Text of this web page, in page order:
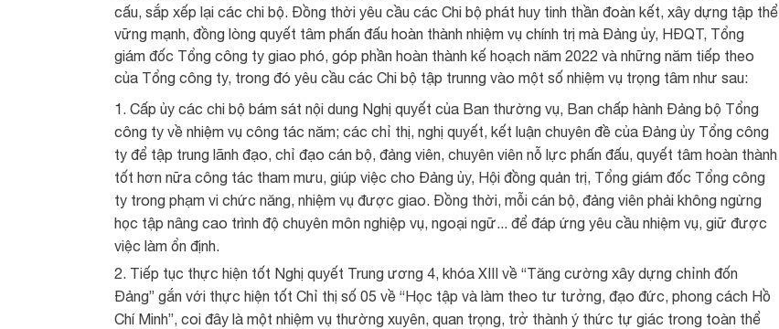
cấu, sắp xếp lại các chi bộ. Đồng thời yêu cầu các Chi bộ phát huy tinh thần đoàn kết, xây dựng tập thể
vững mạnh, đồng lòng quyết tâm phấn đấu hoàn thành nhiệm vụ chính trị mà Đảng ủy, HĐQT, Tổng
giám đốc Tổng công ty giao phó, góp phần hoàn thành kế hoạch năm 2022 và những năm tiếp theo
của Tổng công ty, trong đó yêu cầu các Chi bộ tập trunng vào một số nhiệm vụ trọng tâm như sau:
Cấp ủy các chi bộ bám sát nội dung Nghị quyết của Ban thường vụ, Ban chấp hành Đảng bộ Tổng
công ty về nhiệm vụ công tác năm; các chỉ thị, nghị quyết, kết luận chuyên đề của Đảng ủy Tổng công
ty để tập trung lãnh đạo, chỉ đạo cán bộ, đảng viên, chuyên viên nỗ lực phấn đấu, quyết tâm hoàn thành
tốt hơn nữa công tác tham mưu, giúp việc cho Đảng ủy, Hội đồng quản trị, Tổng giám đốc Tổng công
ty trong phạm vi chức năng, nhiệm vụ được giao. Đồng thời, mỗi cán bộ, đảng viên phải không ngừng
học tập nâng cao trình độ chuyên môn nghiệp vụ, ngoại ngữ... để đáp ứng yêu cầu nhiệm vụ, giữ được
việc làm ổn định.
Tiếp tục thực hiện tốt Nghị quyết Trung ương 4, khóa XIII về “Tăng cường xây dựng chỉnh đốn
Đảng” gắn với thực hiện tốt Chỉ thị số 05 về “Học tập và làm theo tư tưởng, đạo đức, phong cách Hồ
Chí Minh”, coi đây là một nhiệm vụ thường xuyên, quan trọng, trở thành ý thức tự giác trong toàn thể